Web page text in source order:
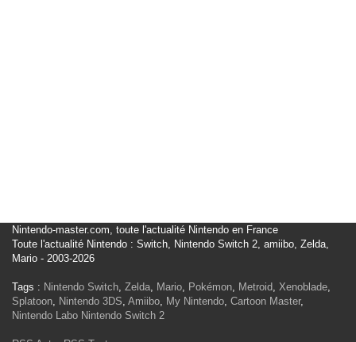
Nintendo-master.com, toute l'actualité Nintendo en France
Toute l'actualité Nintendo : Switch, Nintendo Switch 2, amiibo, Zelda,
Mario - 2003-2026
Tags : Nintendo Switch, Zelda, Mario, Pokémon, Metroid, Xenoblade,
Splatoon, Nintendo 3DS, Amiibo, My Nintendo, Cartoon Master,
Nintendo Labo Nintendo Switch 2